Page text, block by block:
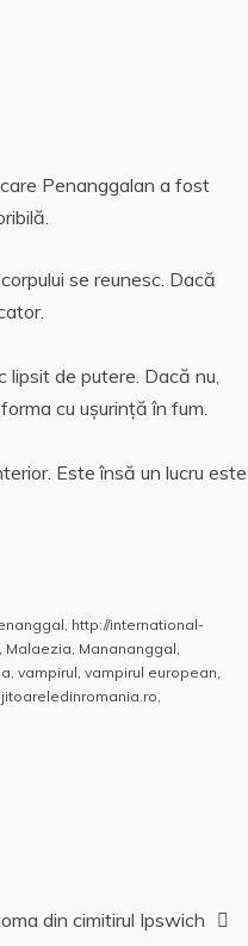
Penanggalan a fost
se reunesc. Dacă
de putere. Dacă nu,
cu uşurinţă în fum.
Este însă un lucru este
, http://international-
, Malaezia, Manananggal,
, vampirul, vampirul european,
,
din cimitirul Ipswich